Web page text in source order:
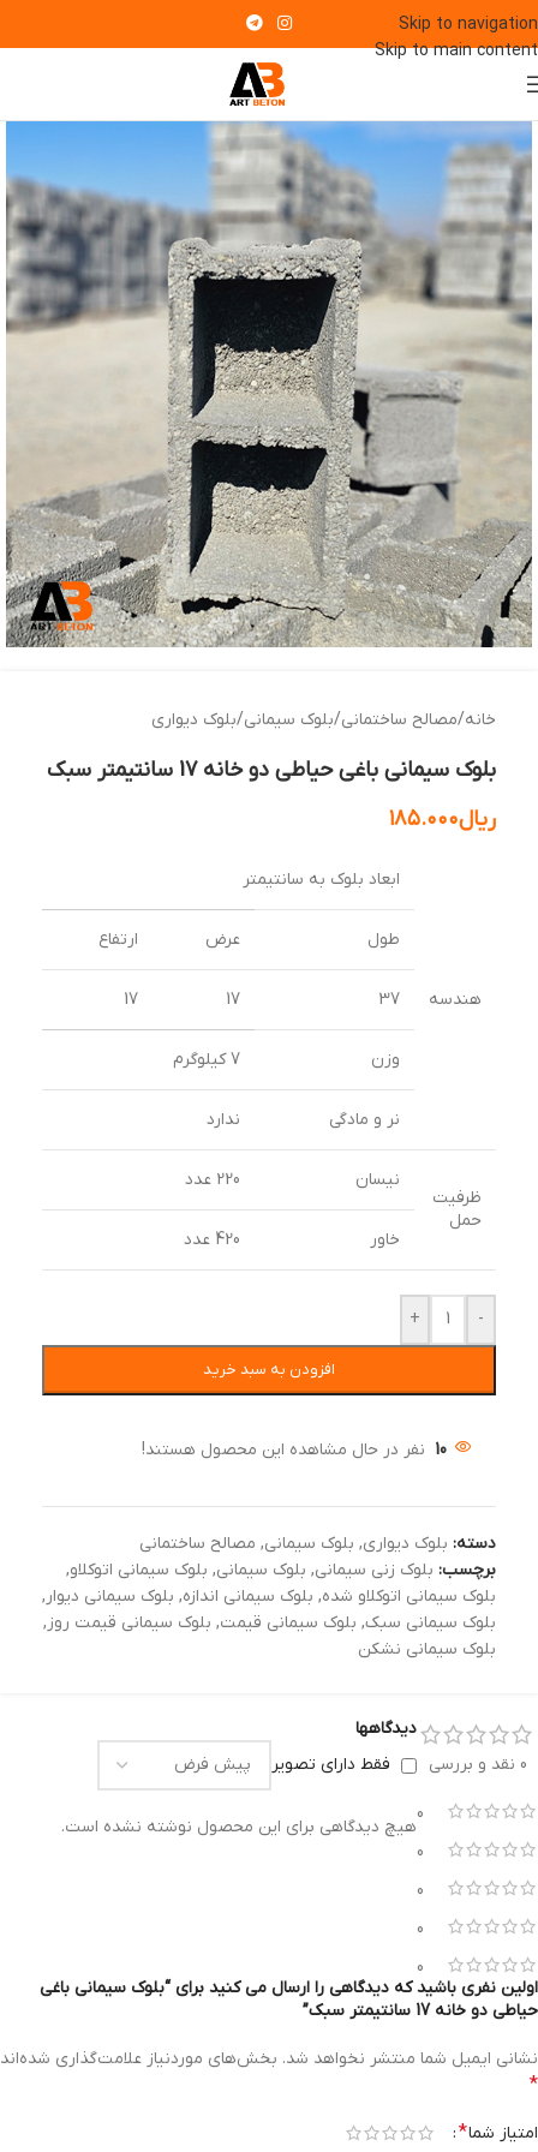
Skip to navigation
Skip to main content
خانه/مصالح ساختمانی/بلوک سیمانی/بلوک دیواری
بلوک سیمانی باغی حیاطی دو خانه 17 سانتیمتر سبک
ریال۱۸۵.۰۰۰
هندسه
ابعاد بلوک به سانتیمتر
طول عرض ارتفاع
37
17
17
وزن 7 کیلوگرم
نر و مادگی ندارد
ظرفیت
حمل
نیسان 220 عدد
خاور 420 عدد
-
+
افزودن به سبد خرید
10 نفر در حال مشاهده این محصول هستند!
دسته: بلوک دیواری, بلوک سیمانی, مصالح ساختمانی
برچسب: بلوک زنی سیمانی, بلوک سیمانی, بلوک سیمانی اتوکلاو,
بلوک سیمانی اتوکلاو شده, بلوک سیمانی اندازه, بلوک سیمانی دیوار,
بلوک سیمانی سبک, بلوک سیمانی قیمت, بلوک سیمانی قیمت روز,
بلوک سیمانی نشکن
0 نقد و بررسی
0
0
0
0
0
دیدگاهها
فقط دارای تصویر
هیچ دیدگاهی برای این محصول نوشته نشده است.
اولین نفری باشید که دیدگاهی را ارسال می کنید برای “بلوک سیمانی باغی
حیاطی دو خانه 17 سانتیمتر سبک”
نشانی ایمیل شما منتشر نخواهد شد. بخش‌های موردنیاز علامت‌گذاری شده‌اند
*
امتیاز شما*